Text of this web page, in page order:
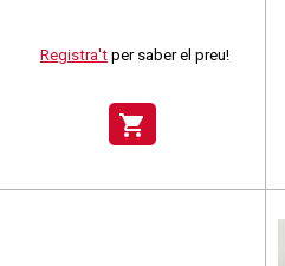
Registra't per saber el preu!
shopping_cart